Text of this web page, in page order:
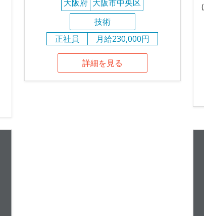
大阪府 大阪市中央区
技術
正社員
月給230,000円
詳細を見る